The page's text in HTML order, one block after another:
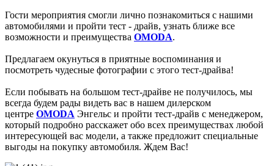
Гости мероприятия смогли лично познакомиться с нашими
автомобилями и пройти тест - драйв, узнать ближе все
возможности и преимущества OMODA.
Предлагаем окунуться в приятные воспоминания и
посмотреть чудесные фотографии с этого тест-драйва!
Если побывать на большом тест-драйве не получилось, мы
всегда будем рады видеть вас в нашем дилерском
центре OMODA Энгельс и пройти тест-драйв с менеджером,
который подробно расскажет обо всех преимуществах любой
интересующей вас модели, а также предложит специальные
выгоды на покупку автомобиля. Ждем Вас!